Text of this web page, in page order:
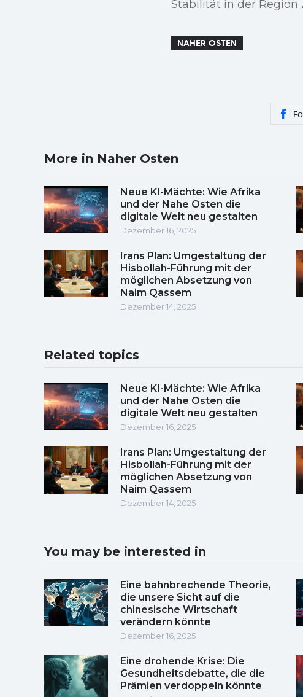
Stabilität in der Region
NAHER OSTEN
More in Naher Osten
Neue KI-Mächte: Wie Afrika
und der Nahe Osten die
digitale Welt neu gestalten
Dezember 16, 2025
Irans Plan: Umgestaltung der
Hisbollah-Führung mit der
möglichen Absetzung von
Naim Qassem
Dezember 14, 2025
Related topics
Neue KI-Mächte: Wie Afrika
und der Nahe Osten die
digitale Welt neu gestalten
Dezember 16, 2025
Irans Plan: Umgestaltung der
Hisbollah-Führung mit der
möglichen Absetzung von
Naim Qassem
Dezember 14, 2025
You may be interested in
Eine bahnbrechende Theorie,
die unsere Sicht auf die
chinesische Wirtschaft
verändern könnte
Dezember 16, 2025
Eine drohende Krise: Die
Gesundheitsdebatte, die die
Prämien verdoppeln könnte